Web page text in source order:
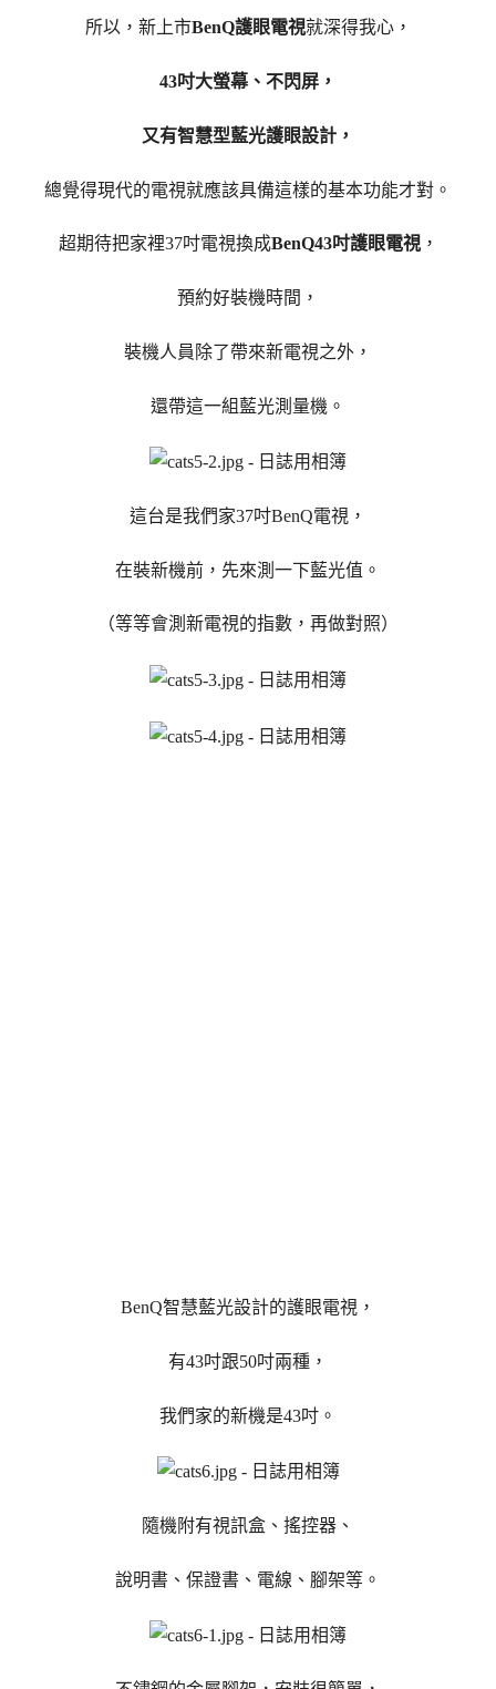
所以，新上市BenQ護眼電視就深得我心，
43吋大螢幕、不閃屏，
又有智慧型藍光護眼設計，
總覺得現代的電視就應該具備這樣的基本功能才對。
超期待把家裡37吋電視換成BenQ43吋護眼電視，
預約好裝機時間，
裝機人員除了帶來新電視之外，
還帶這一組藍光測量機。
這台是我們家37吋BenQ電視，
在裝新機前，先來測一下藍光值。
（等等會測新電視的指數，再做對照）
BenQ智慧藍光設計的護眼電視，
有43吋跟50吋兩種，
我們家的新機是43吋。
隨機附有視訊盒、搖控器、
說明書、保證書、電線、腳架等。